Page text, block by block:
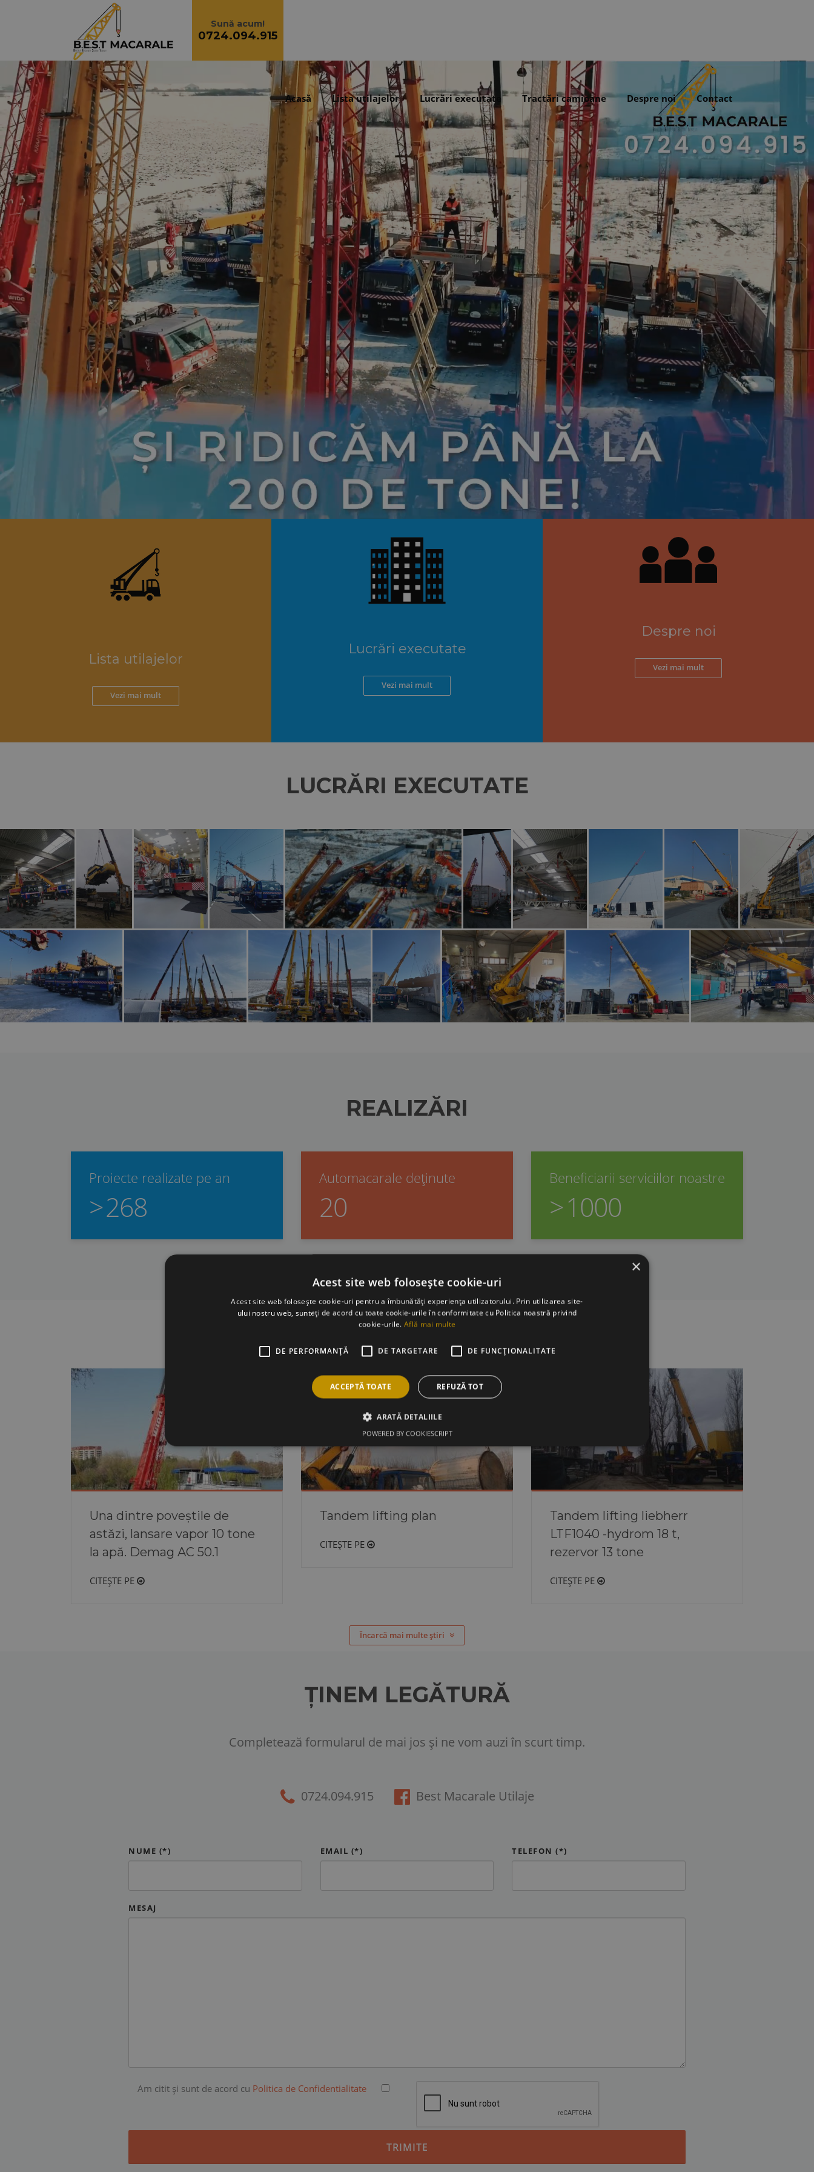
Sună acum!
0724.094.915
Acasă Lista utilajelor Lucrări executate Tractări camioane Despre noi Contact
Lista utilajelor
Vezi mai mult
Lucrări executate
Vezi mai mult
Despre noi
Vezi mai mult
LUCRĂRI EXECUTATE
REALIZĂRI
Proiecte realizate pe an
>268
Automacarale deținute
20
Beneficiarii serviciilor noastre
>1000
ULTIMELE ARTICOLE
Una dintre poveștile de
astăzi, lansare vapor 10 tone
la apă. Demag AC 50.1
CITEȘTE PE
Tandem lifting plan
CITEȘTE PE
Tandem lifting liebherr
LTF1040 -hydrom 18 t,
rezervor 13 tone
CITEȘTE PE
Încarcă mai multe știri
ȚINEM LEGĂTURĂ
Completează formularul de mai jos și ne vom auzi în scurt timp.
0724.094.915 Best Macarale Utilaje
NUME (*) EMAIL (*) TELEFON (*)
MESAJ
Am citit şi sunt de acord cu Politica de Confidentialitate
×
Acest site web folosește cookie-uri
Acest site web folosește cookie-uri pentru a îmbunătăți experiența utilizatorului. Prin utilizarea site-
ului nostru web, sunteți de acord cu toate cookie-urile în conformitate cu Politica noastră privind
cookie-urile. Află mai multe
DE PERFORMANȚĂ DE TARGETARE DE FUNCŢIONALITATE
ACCEPTĂ TOATE REFUZĂ TOT
ARATĂ DETALIILE
POWERED BY COOKIESCRIPT